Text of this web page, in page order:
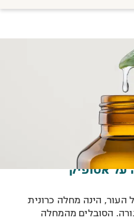
את הקיץ בשלום:
על אטופיק
הינה מחלה כרונית
הסובלים מהמחלה